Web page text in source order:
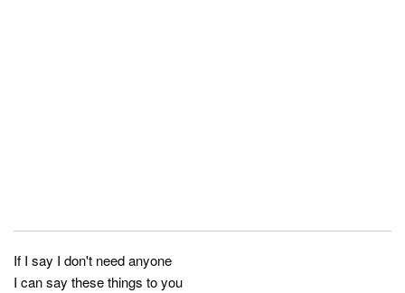
If I say I don't need anyone
I can say these things to you